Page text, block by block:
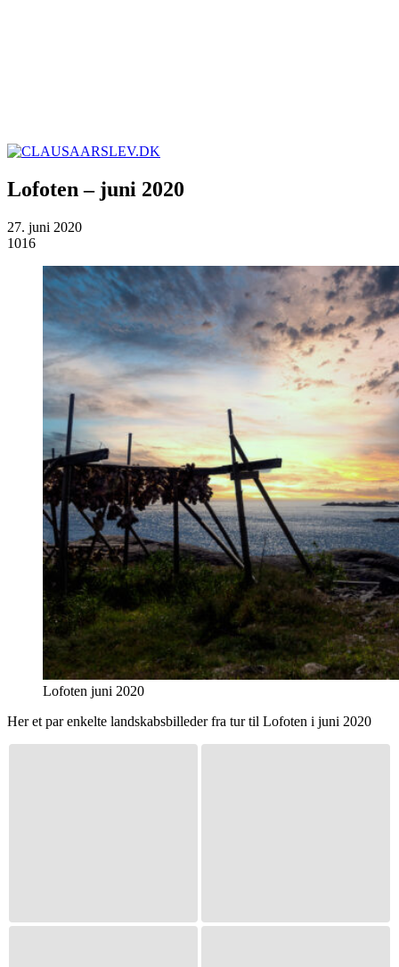
Lofoten – juni 2020
27. juni 2020
1016
Lofoten juni 2020
Her et par enkelte landskabsbilleder fra tur til Lofoten i juni 2020